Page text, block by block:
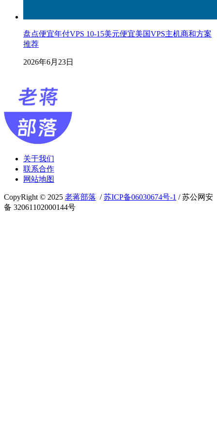
盘点便宜年付VPS 10-15美元便宜美国VPS主机商和方案
推荐
2026年6月23日
关于我们
联系合作
网站地图
CopyRight © 2025 老蒋部落 /苏ICP备06030674号-1 / 苏公网安
备 32061102000144号